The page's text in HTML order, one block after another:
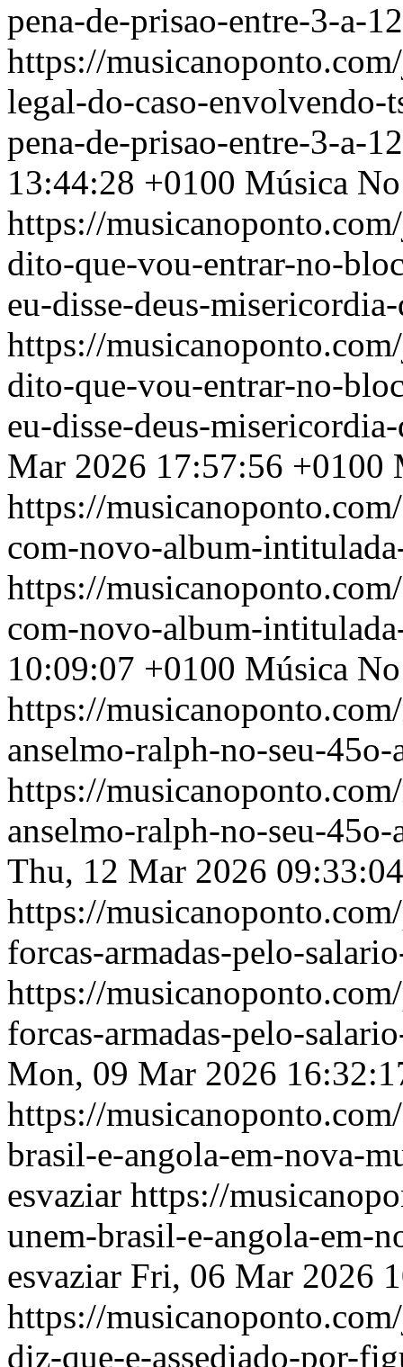
pena-de-prisao-entre-3-a-
https://
legal-do-caso-
pena-de-prisao-entre-3-a-
13:44:28 +0100 Música
https://
dito-que-vou-entrar-no-
eu-disse-deus-
https://
dito-que-vou-entrar-no-
eu-disse-deus-
Mar 2026 17:57:56 +0100
https://
com-novo-album-
https://
com-novo-album-
10:09:07 +0100 Música
https://
anselmo-ralph-no-seu-
https://
anselmo-ralph-no-seu-
Thu, 12 Mar 2026
https://
forcas-armadas-pelo-
https://
forcas-armadas-pelo-
Mon, 09 Mar 2026
https://
brasil-e-angola-em-nova-
esvaziar https://
unem-brasil-e-angola-em-
esvaziar Fri, 06 Mar 2026
https://
diz-que-e-assediado-por-